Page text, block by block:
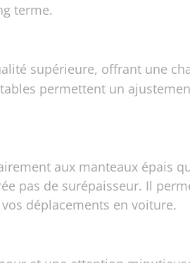
terme.
supérieure, offrant une
permettent un
aux manteaux épais
pas de surépaisseur. Il
déplacements en voiture.